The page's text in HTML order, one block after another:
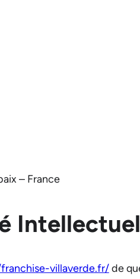
– France
villaverde.fr/de